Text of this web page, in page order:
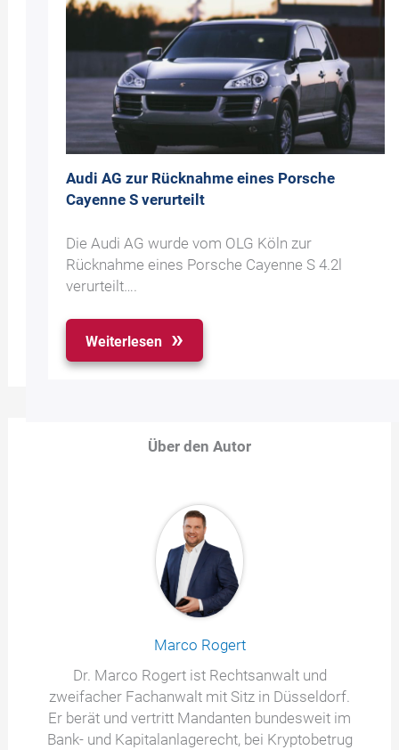
Audi AG zur Rücknahme eines Porsche
Cayenne S verurteilt
Die Audi AG wurde vom OLG Köln zur
Rücknahme eines Porsche Cayenne S 4.2l
verurteilt….
Weiterlesen
Über den Autor
Marco Rogert
Dr. Marco Rogert ist Rechtsanwalt und
zweifacher Fachanwalt mit Sitz in Düsseldorf.
Er berät und vertritt Mandanten bundesweit im
Bank- und Kapitalanlagerecht, bei Kryptobetrug